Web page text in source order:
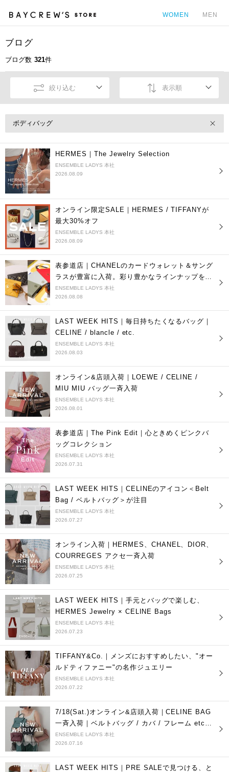
WOMEN MEN
ブログ
ブログ数 321件
絞り込む 表示順
ボディバッグ
HERMES｜The Jewelry Selection
ENSEMBLE LADYS 本社
2026.08.09
オンライン限定SALE｜HERMES / TIFFANYが
最大30%オフ
ENSEMBLE LADYS 本社
2026.08.09
表参道店｜CHANELのカードウォレット＆サング
ラスが豊富に入荷。彩り豊かなラインナップをご
紹介。
ENSEMBLE LADYS 本社
2026.08.08
LAST WEEK HITS｜毎日持ちたくなるバッグ｜
CELINE / blancle / etc.
ENSEMBLE LADYS 本社
2026.08.03
オンライン&店頭入荷｜LOEWE / CELINE /
MIU MIU バッグ一斉入荷
ENSEMBLE LADYS 本社
2026.08.01
表参道店｜The Pink Edit｜心ときめくピンクバ
ッグコレクション
ENSEMBLE LADYS 本社
2026.07.31
LAST WEEK HITS｜CELINEのアイコン＜Belt
Bag / ベルトバッグ＞が注目
ENSEMBLE LADYS 本社
2026.07.27
オンライン入荷｜HERMES、CHANEL、DIOR、
COURREGES アクセ一斉入荷
ENSEMBLE LADYS 本社
2026.07.25
LAST WEEK HITS｜手元とバッグで楽しむ、
HERMES Jewelry × CELINE Bags
ENSEMBLE LADYS 本社
2026.07.23
TIFFANY&Co.｜メンズにおすすめしたい、"オー
ルドティファニー"の名作ジュエリー
ENSEMBLE LADYS 本社
2026.07.22
7/18(Sat.)オンライン&店頭入荷｜CELINE BAG
一斉入荷｜ベルトバッグ / カバ / フレーム etc.
フィービー期モデル多数
ENSEMBLE LADYS 本社
2026.07.16
LAST WEEK HITS｜PRE SALEで見つける、と